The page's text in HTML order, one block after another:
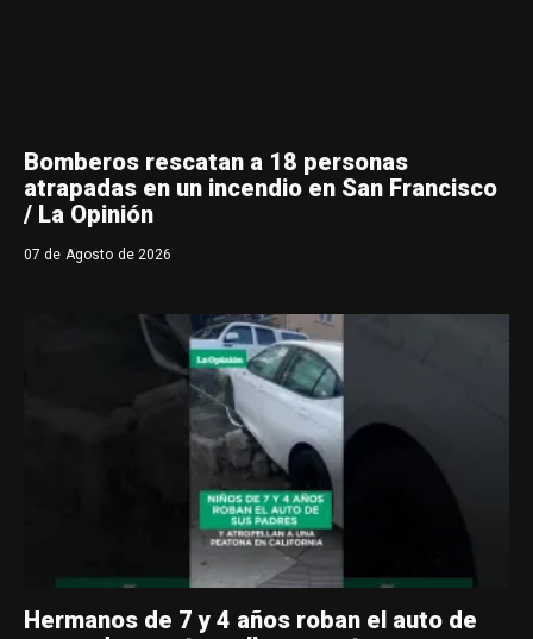
Bomberos rescatan a 18 personas
atrapadas en un incendio en San Francisco
/ La Opinión
07 de Agosto de 2026
Hermanos de 7 y 4 años roban el auto de